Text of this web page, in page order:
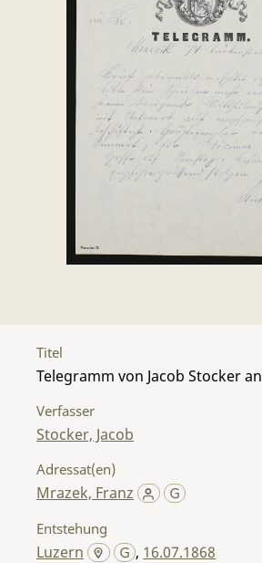
Titel
Telegramm von Jacob Stocker
Verfasser
Stocker, Jacob
Adressat(en)
Mrazek, Franz
Entstehung
Luzern , 16.07.1868